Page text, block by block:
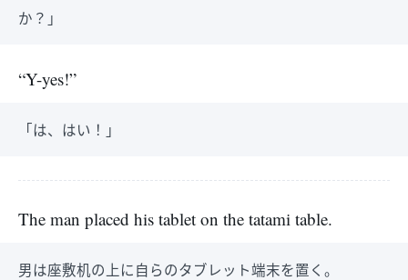
か？」
“Y-yes!”
「は、はい！」
The man placed his tablet on the tatami table.
男は座敷机の上に自らのタブレット端末を置く。